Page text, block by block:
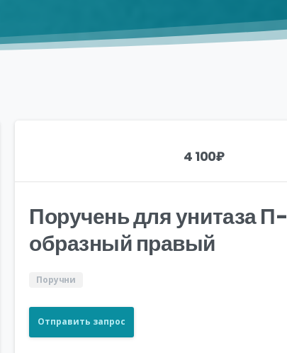
4 100₽
Поручень для унитаза П-
образный правый
Поручни
Отправить запрос